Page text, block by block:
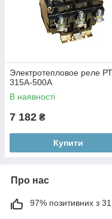
Электротепловое реле
315А-500А
В наявності
7 182 ₴
Купити
Про нас
97% позитивних з 31